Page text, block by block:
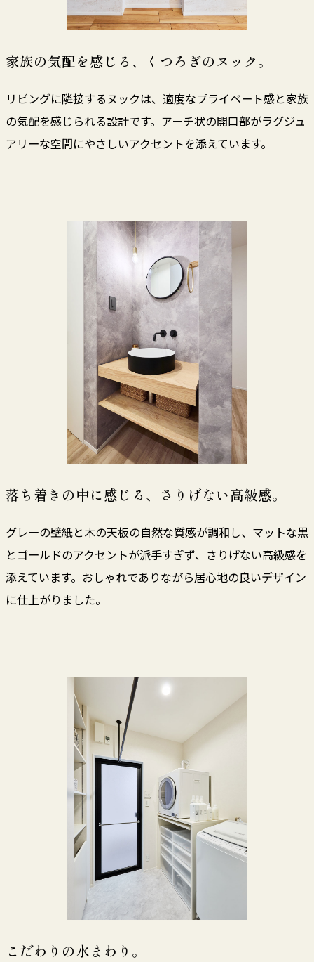
家族の気配を感じる、くつろぎのヌック。
リビングに隣接するヌックは、適度なプライベート感と家族
の気配を感じられる設計です。アーチ状の開口部がラグジュ
アリーな空間にやさしいアクセントを添えています。
落ち着きの中に感じる、さりげない高級感。
グレーの壁紙と木の天板の自然な質感が調和し、マットな黒
とゴールドのアクセントが派手すぎず、さりげない高級感を
添えています。おしゃれでありながら居心地の良いデザイン
に仕上がりました。
こだわりの水まわり。